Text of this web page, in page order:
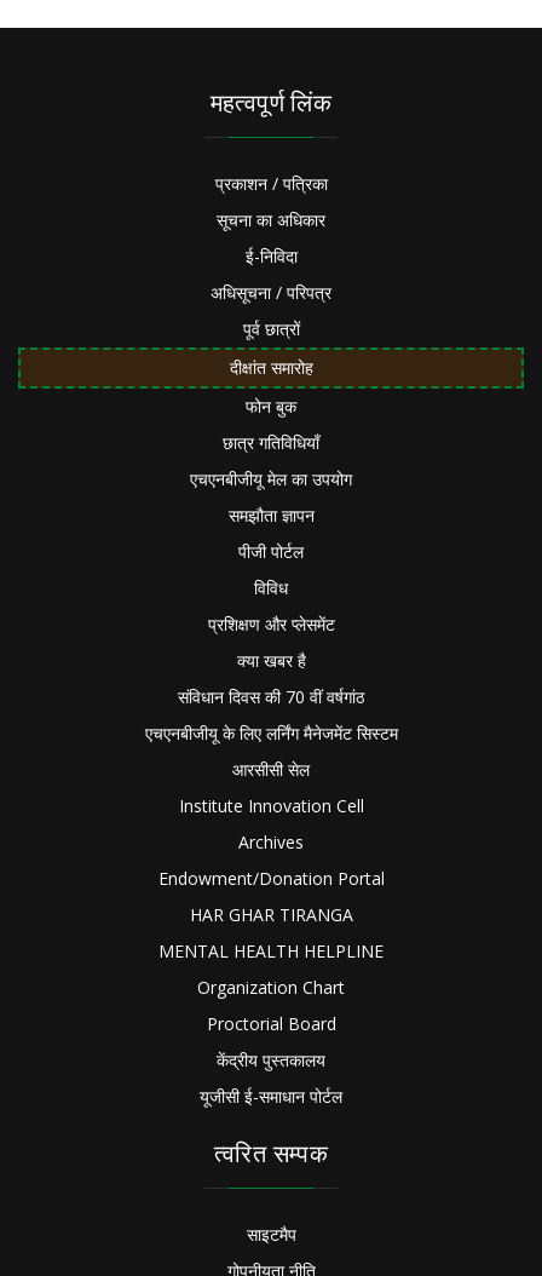
महत्वपूर्ण लिंक
प्रकाशन / पत्रिका
सूचना का अधिकार
ई-निविदा
अधिसूचना / परिपत्र
पूर्व छात्रों
दीक्षांत समारोह
फोन बुक
छात्र गतिविधियाँ
एचएनबीजीयू मेल का उपयोग
समझौता ज्ञापन
पीजी पोर्टल
विविध
प्रशिक्षण और प्लेसमेंट
क्या खबर है
संविधान दिवस की 70 वीं वर्षगांठ
एचएनबीजीयू के लिए लर्निंग मैनेजमेंट सिस्टम
आरसीसी सेल
Institute Innovation Cell
Archives
Endowment/Donation Portal
HAR GHAR TIRANGA
MENTAL HEALTH HELPLINE
Organization Chart
Proctorial Board
केंद्रीय पुस्तकालय
यूजीसी ई-समाधान पोर्टल
त्वरित सम्पक
साइटमैप
गोपनीयता नीति